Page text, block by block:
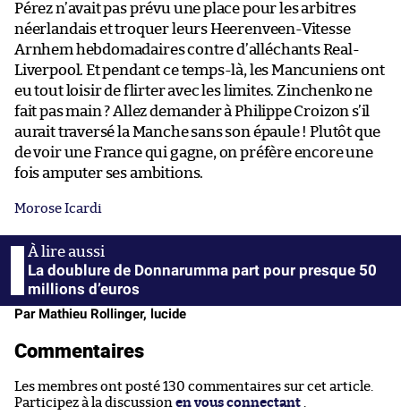
Pérez n’avait pas prévu une place pour les arbitres
néerlandais et troquer leurs Heerenveen-Vitesse
Arnhem hebdomadaires contre d’alléchants Real-
Liverpool. Et pendant ce temps-là, les Mancuniens ont
eu tout loisir de flirter avec les limites. Zinchenko ne
fait pas main ? Allez demander à Philippe Croizon s’il
aurait traversé la Manche sans son épaule ! Plutôt que
de voir une France qui gagne, on préfère encore une
fois amputer ses ambitions.
Morose Icardi
La doublure de Donnarumma part pour presque 50
millions d’euros
Par Mathieu Rollinger, lucide
Commentaires
Les membres ont posté 130 commentaires sur cet article.
Participez à la discussion en vous connectant .